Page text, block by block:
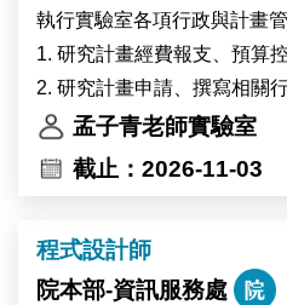
Academia Sinica in Taipei,
nearly 300 researchers and
and more than 15 other
provides state-of-the-art
microscopy, high-
omics analysis, offering an
The successful candidate
on plant–environment
執行實驗室各項行政與計畫
1. 研究計畫經費報支、預算
2. 研究計畫申請、撰寫相關
準備
3. 辦理主管交辦事項。
孟子青老師實驗室
截止：2026-11-03
程式設計師
院本部-資訊服務處